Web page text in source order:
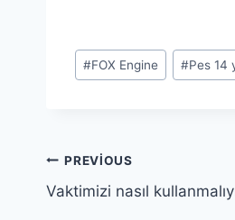
Post
Tags:
#FOX Engine #Pes 14
Yazı
gezinmesi
PREVIOUS
Vaktimizi nasıl